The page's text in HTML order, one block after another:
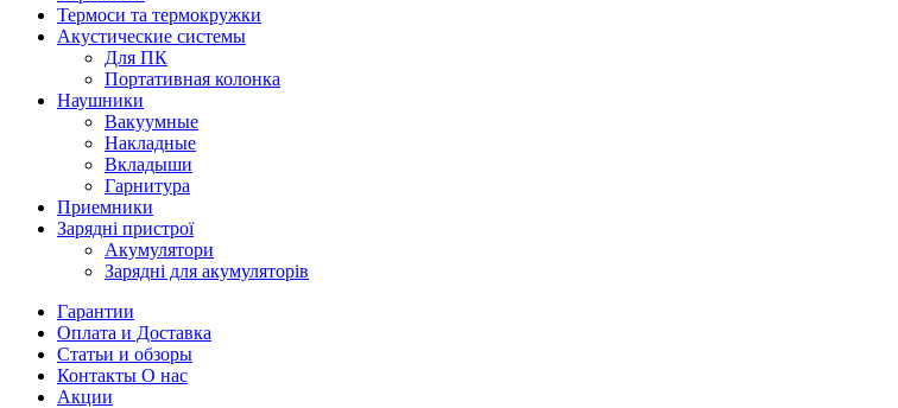
Термоси та термокружки
Акустические системы
Для ПК
Портативная колонка
Наушники
Вакуумные
Накладные
Вкладыши
Гарнитура
Приемники
Зарядні пристрої
Акумулятори
Зарядні для акумуляторів
Гарантии
Оплата и Доставка
Статьи и обзоры
Контакты О нас
Акции